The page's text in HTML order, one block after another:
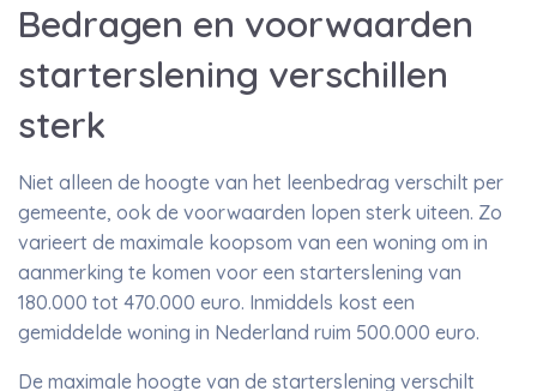
Bedragen en voorwaarden
starterslening verschillen
sterk
Niet alleen de hoogte van het leenbedrag verschilt per
gemeente, ook de voorwaarden lopen sterk uiteen. Zo
varieert de maximale koopsom van een woning om in
aanmerking te komen voor een starterslening van
180.000 tot 470.000 euro. Inmiddels kost een
gemiddelde woning in Nederland ruim 500.000 euro.
De maximale hoogte van de starterslening verschilt